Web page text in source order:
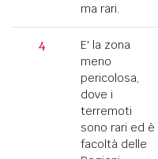
ma rari.
4
E' la zona
meno
pericolosa,
dove i
terremoti
sono rari ed è
facoltà delle